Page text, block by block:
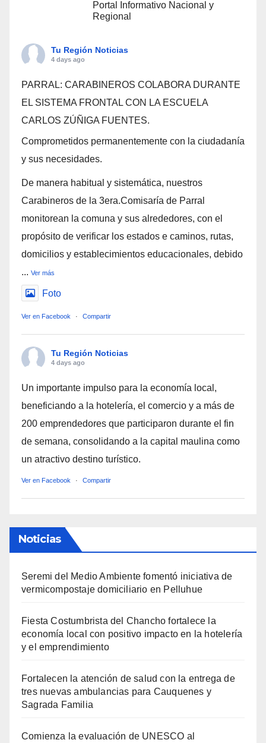
Portal Informativo Nacional y
Regional
Tu Región Noticias
4 days ago
PARRAL: CARABINEROS COLABORA DURANTE
EL SISTEMA FRONTAL CON LA ESCUELA
CARLOS ZÚÑIGA FUENTES.
Comprometidos permanentemente con la ciudadanía
y sus necesidades.
De manera habitual y sistemática, nuestros
Carabineros de la 3era.Comisaría de Parral
monitorean la comuna y sus alrededores, con el
propósito de verificar los estados e caminos, rutas,
domicilios y establecimientos educacionales, debido
... Ver más
Foto
Ver en Facebook · Compartir
Tu Región Noticias
4 days ago
Un importante impulso para la economía local,
beneficiando a la hotelería, el comercio y a más de
200 emprendedores que participaron durante el fin
de semana, consolidando a la capital maulina como
un atractivo destino turístico.
Ver en Facebook · Compartir
Noticias
Seremi del Medio Ambiente fomentó iniciativa de
vermicompostaje domiciliario en Pelluhue
Fiesta Costumbrista del Chancho fortalece la
economía local con positivo impacto en la hotelería
y el emprendimiento
Fortalecen la atención de salud con la entrega de
tres nuevas ambulancias para Cauquenes y
Sagrada Familia
Comienza la evaluación de UNESCO al